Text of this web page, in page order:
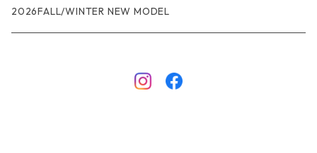
R1エア
R1
ジャケット・アウター
レインウェアー
2026FALL/WINTER NEW MODEL